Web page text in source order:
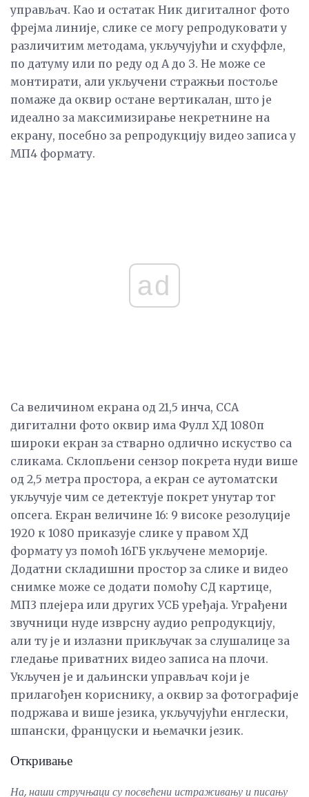
управљач. Као и остатак Ник дигиталног фото
фрејма линије, слике се могу репродуковати у
различитим методама, укључујући и схуффле,
по датуму или по реду од А до З. Не може се
монтирати, али укључени стражњи постоље
помаже да оквир остане вертикалан, што је
идеално за максимизирање некретнине на
екрану, посебно за репродукцију видео записа у
МП4 формату.
ad
Са величином екрана од 21,5 инча, ССА
дигитални фото оквир има Фулл ХД 1080п
широки екран за стварно одлично искуство са
сликама. Склопљени сензор покрета нуди више
од 2,5 метра простора, а екран се аутоматски
укључује чим се детектује покрет унутар тог
опсега. Екран величине 16: 9 високе резолуције
1920 к 1080 приказује слике у правом ХД
формату уз помоћ 16ГБ укључене меморије.
Додатни складишни простор за слике и видео
снимке може се додати помоћу СД картице,
МП3 плејера или других УСБ уређаја. Уграђени
звучници нуде изврсну аудио репродукцију,
али ту је и излазни прикључак за слушалице за
гледање приватних видео записа на плочи.
Укључен је и даљински управљач који је
прилагођен кориснику, а оквир за фотографије
подржава и више језика, укључујући енглески,
шпански, француски и њемачки језик.
Откривање
На, наши стручњаци су посвећени истраживању и писању